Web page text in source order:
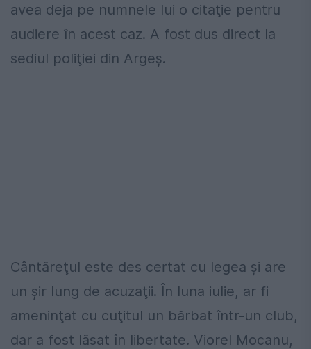
avea deja pe numnele lui o citaţie pentru
audiere în acest caz. A fost dus direct la
sediul poliţiei din Argeş.
Cântăreţul este des certat cu legea şi are
un şir lung de acuzaţii. În luna iulie, ar fi
ameninţat cu cuţitul un bărbat într-un club,
dar a fost lăsat în libertate. Viorel Mocanu,